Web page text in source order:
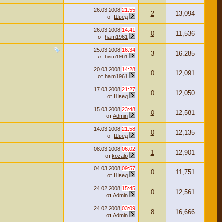
26.03.2008 21:55
от Швед 2 13,094
26.03.2008 14:41
от haim1961 0 11,536
25.03.2008 16:34
от haim1961 3 16,285
20.03.2008 14:28
от haim1961 0 12,091
17.03.2008 21:27
от Швед 0 12,050
15.03.2008 23:48
от Admin 0 12,581
14.03.2008 21:58
от Швед 0 12,135
08.03.2008 06:02
от kozalp 1 12,901
04.03.2008 09:57
от Швед 0 11,751
24.02.2008 15:45
от Admin 0 12,561
24.02.2008 03:09
от Admin 8 16,666